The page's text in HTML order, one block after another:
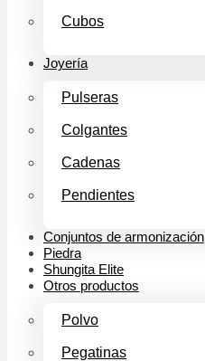
Cubos
Joyería
Pulseras
Colgantes
Cadenas
Pendientes
Conjuntos de armonización
Piedra
Shungita Elite
Otros productos
Polvo
Pegatinas